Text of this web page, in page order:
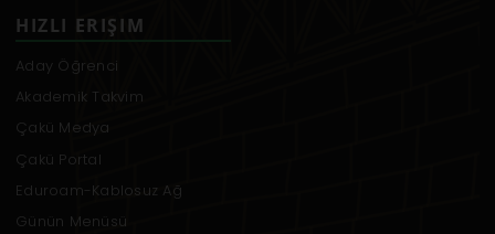
HIZLI ERIŞIM
Aday Öğrenci
Akademik Takvim
Çakü Medya
Çakü Portal
Eduroam-Kablosuz Ağ
Günün Menüsü